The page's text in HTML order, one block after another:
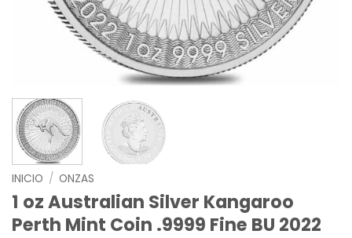
INICIO / ONZAS
1 oz Australian Silver Kangaroo
Perth Mint Coin .9999 Fine BU 2022